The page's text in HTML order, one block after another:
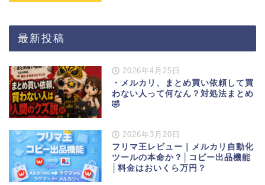
最新投稿
2026年4月25日
・メルカリ、まとめ買い依頼して買
わない人って何なん？対処法まとめ
🤣
2026年3月20日
フリマ王レビュー｜メルカリ自動化
ツールの本命か？│コピー出品機能
│料金はおいくら万円？